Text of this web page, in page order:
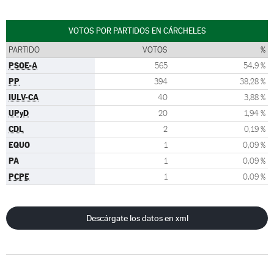
VOTOS POR PARTIDOS EN CÁRCHELES
PARTIDO VOTOS %
PSOE-A 565 54,9 %
PP 394 38,28 %
IULV-CA 40 3,88 %
UPyD 20 1,94 %
CDL 2 0,19 %
EQUO 1 0,09 %
PA 1 0,09 %
PCPE 1 0,09 %
Descárgate los datos en xml